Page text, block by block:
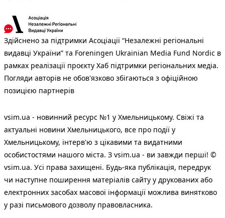
Здійснено за підтримки Асоціації “Незалежні регіональні
видавці України” та Foreningen Ukrainian Media Fund Nordic в
рамках реалізації проєкту Хаб підтримки регіональних медіа.
Погляди авторів не обов'язково збігаються з офіційною
позицією партнерів
vsim.ua - новинний ресурс №1 у Хмельницькому. Свіжі та
актуальні новини Хмельницького, все про події у
Хмельницькому, інтерв'ю з цікавими та видатними
особистостями нашого міста. З vsim.ua - ви завжди перші! ©
vsim.ua. Усі права захищені. Будь-яка публiкацiя, передрук
чи наступне поширення матеріалів сайту у друкованих або
електронних засобах масової інформації можлива винятково
у разі письмового дозволу правовласника.